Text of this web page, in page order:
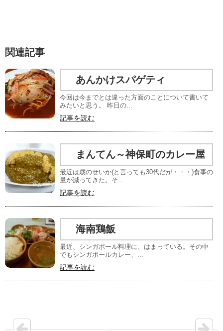
関連記事
あんかけスパゲティ
今回は今までとは違った方面のことについて書いて
みたいと思う。 昨日の...
記事を読む
まんてん～神保町のカレー屋
最近は歳のせいか(と言っても30代だが・・・)食事の
量が減ってきた。そ...
記事を読む
海南鶏飯
最近、シンガポール料理に、はまっている。その中
でもシンガポールカレー、...
記事を読む